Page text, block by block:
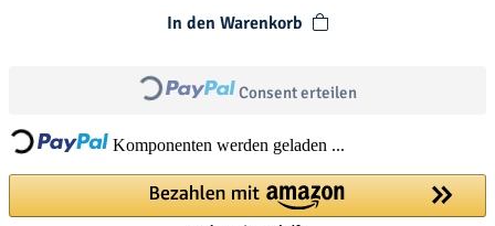
In den Warenkorb
Consent erteilen
Loading... Komponenten werden geladen ...